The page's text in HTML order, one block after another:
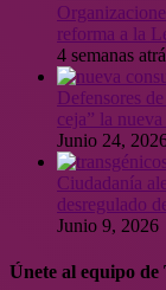
reforma a la
4 semanas
Defensores
ceja” la
Junio 24,
Ciudadanía
desregulado
Junio 9, 2026
Únete al equipo